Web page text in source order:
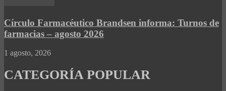
Círculo Farmacéutico Brandsen informa: Turnos de
farmacias – agosto 2026
1 agosto, 2026
CATEGORÍA POPULAR